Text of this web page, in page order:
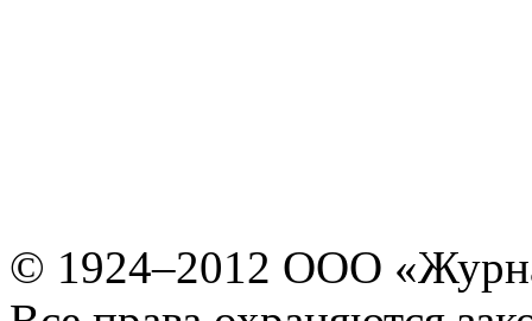
© 1924–2012 ООО